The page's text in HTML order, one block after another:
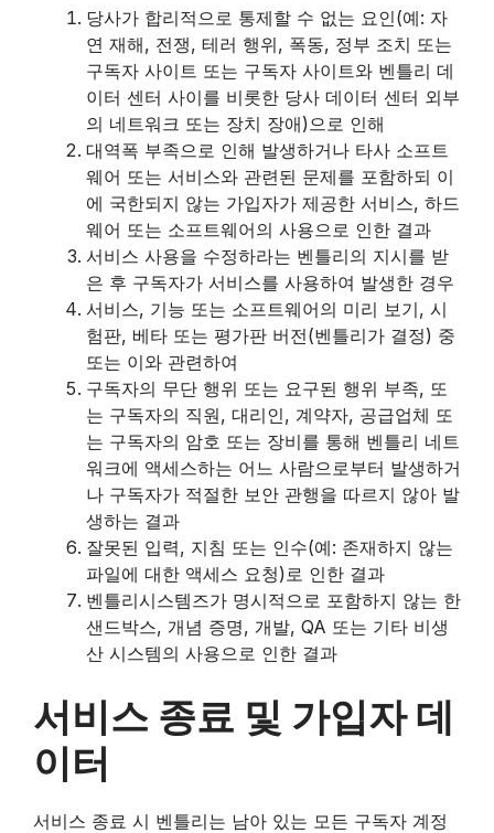
당사가 합리적으로 통제할 수 없는 요인(예: 자
연 재해, 전쟁, 테러 행위, 폭동, 정부 조치 또는
구독자 사이트 또는 구독자 사이트와 벤틀리 데
이터 센터 사이를 비롯한 당사 데이터 센터 외부
의 네트워크 또는 장치 장애)으로 인해
대역폭 부족으로 인해 발생하거나 타사 소프트
웨어 또는 서비스와 관련된 문제를 포함하되 이
에 국한되지 않는 가입자가 제공한 서비스, 하드
웨어 또는 소프트웨어의 사용으로 인한 결과
서비스 사용을 수정하라는 벤틀리의 지시를 받
은 후 구독자가 서비스를 사용하여 발생한 경우
서비스, 기능 또는 소프트웨어의 미리 보기, 시
험판, 베타 또는 평가판 버전(벤틀리가 결정) 중
또는 이와 관련하여
구독자의 무단 행위 또는 요구된 행위 부족, 또
는 구독자의 직원, 대리인, 계약자, 공급업체 또
는 구독자의 암호 또는 장비를 통해 벤틀리 네트
워크에 액세스하는 어느 사람으로부터 발생하거
나 구독자가 적절한 보안 관행을 따르지 않아 발
생하는 결과
잘못된 입력, 지침 또는 인수(예: 존재하지 않는
파일에 대한 액세스 요청)로 인한 결과
벤틀리시스템즈가 명시적으로 포함하지 않는 한
샌드박스, 개념 증명, 개발, QA 또는 기타 비생
산 시스템의 사용으로 인한 결과
빈
제
목
서비스 종료 및 가입자 데
이터
서비스 종료 시 벤틀리는 남아 있는 모든 구독자 계정